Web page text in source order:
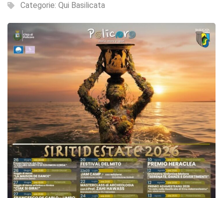
Categorie: Qui Basilicata